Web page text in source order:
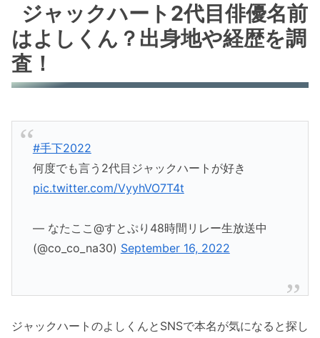
ジャックハート2代目俳優名前
はよしくん？出身地や経歴を調
査！
#手下2022
何度でも言う2代目ジャックハートが好き
pic.twitter.com/VyyhVO7T4t
— なたここ@すとぷり48時間リレー生放送中
(@co_co_na30) September 16, 2022
ジャックハートのよしくんとSNSで本名が気になると探し